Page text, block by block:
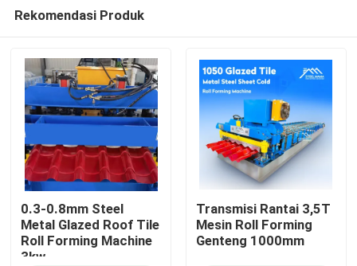
Rekomendasi Produk
0.3-0.8mm Steel
Metal Glazed Roof Tile
Roll Forming Machine
3kw
Transmisi Rantai 3,5T
Mesin Roll Forming
Genteng 1000mm